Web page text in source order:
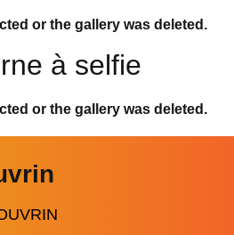
or the gallery was deleted.
à selfie
or the gallery was deleted.